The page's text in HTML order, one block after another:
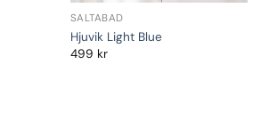
SALTABAD
Hjuvik Light Blue
499 kr